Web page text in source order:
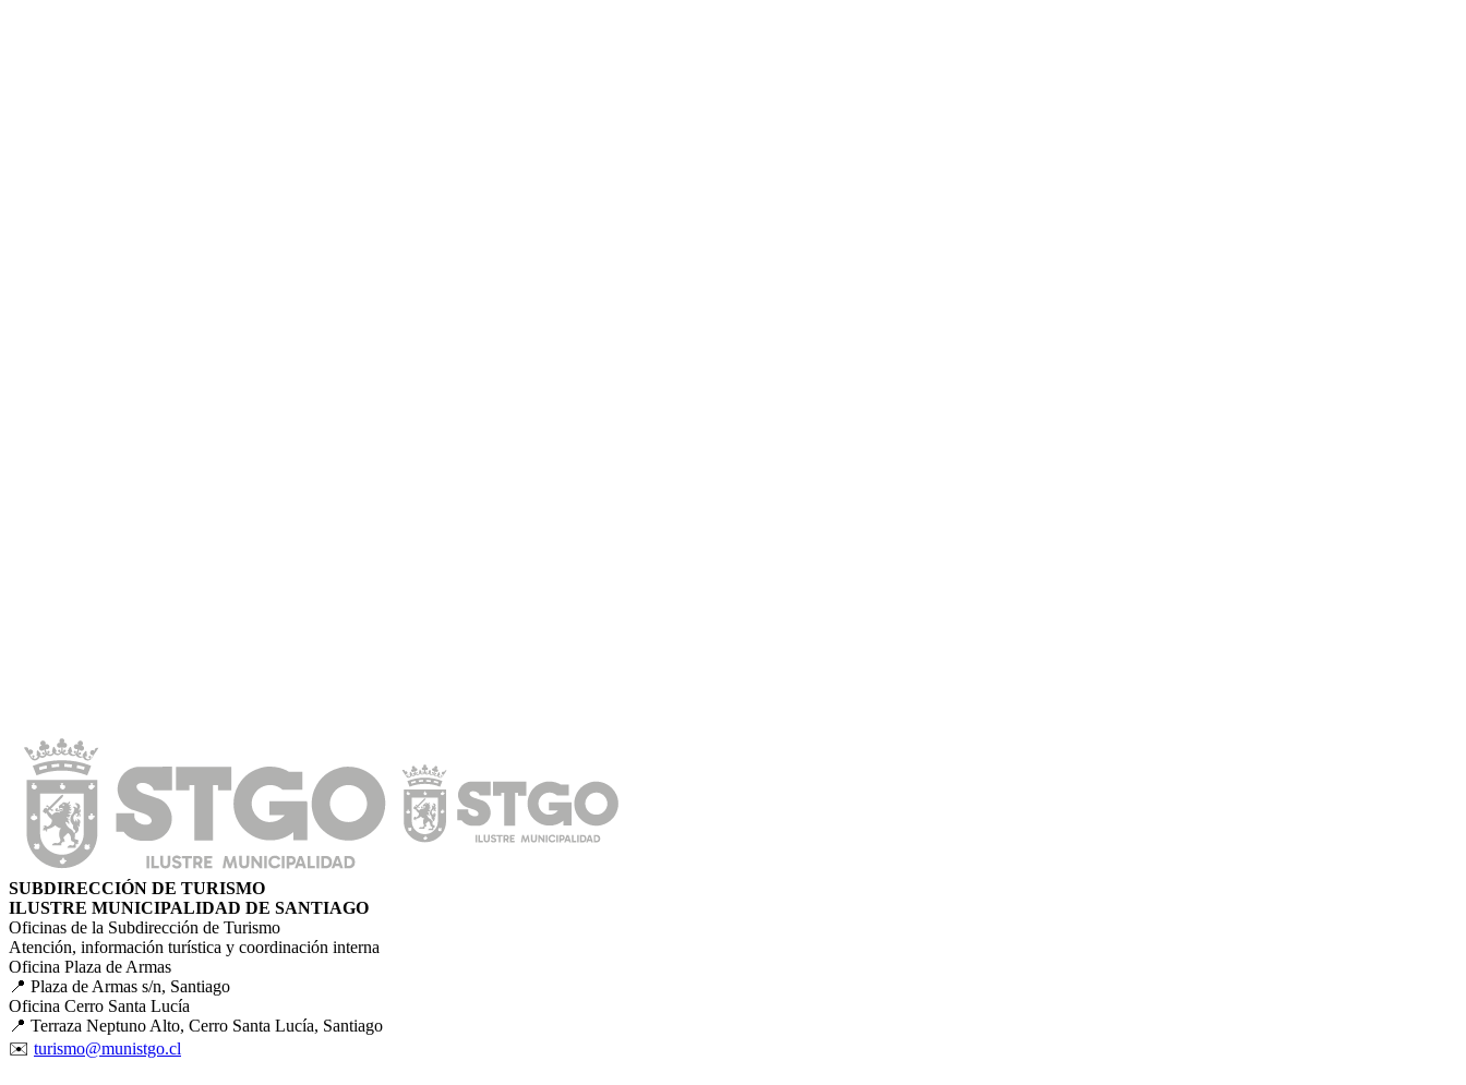
SUBDIRECCIÓN DE TURISMO
ILUSTRE MUNICIPALIDAD DE SANTIAGO
Oficinas de la Subdirección de Turismo
Atención, información turística y coordinación interna
Oficina Plaza de Armas
📍 Plaza de Armas s/n, Santiago
Oficina Cerro Santa Lucía
📍 Terraza Neptuno Alto, Cerro Santa Lucía, Santiago
✉️ turismo@munistgo.cl